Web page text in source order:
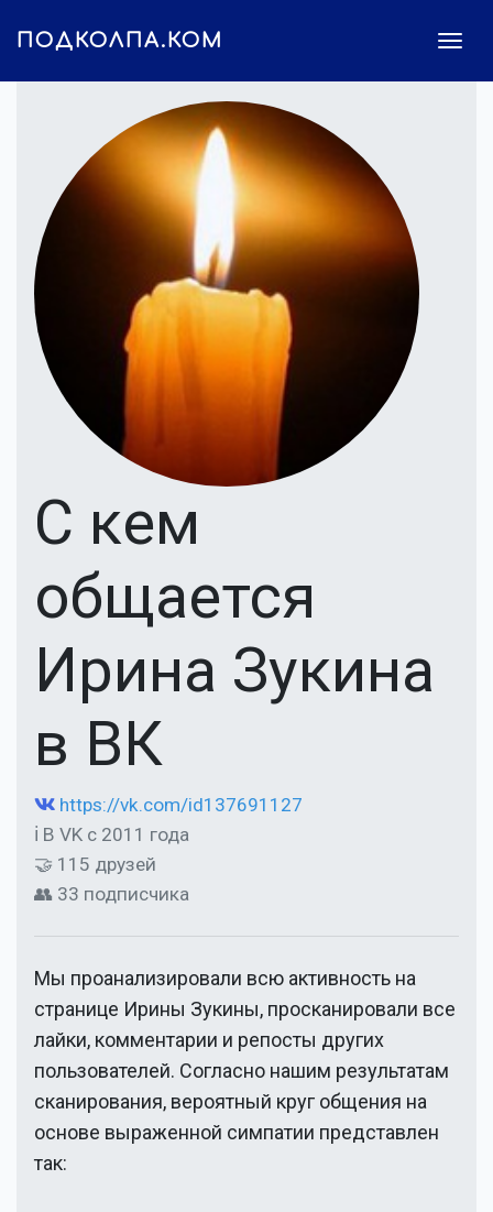
ПОДКОЛПА.КОМ
С кем
общается
Ирина Зукина
в ВК
https://vk.com/id137691127
ℹ В VK с 2011 года
🤝 115 друзей
👥 33 подписчика
Мы проанализировали всю активность на
странице Ирины Зукины, просканировали все
лайки, комментарии и репосты других
пользователей. Согласно нашим результатам
сканирования, вероятный круг общения на
основе выраженной симпатии представлен
так: